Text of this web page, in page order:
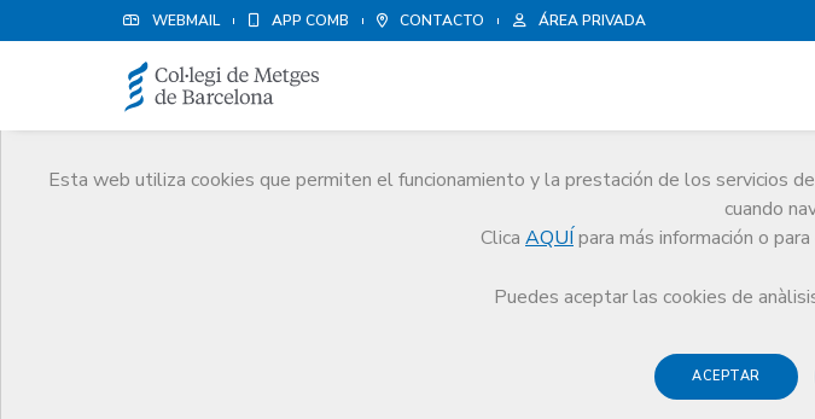
WEBMAIL APP COMB CONTACTO ÁREA PRIVADA
Esta web utiliza cookies que permiten el funcionamiento y la prestación de los servicios
cuando
Clica AQUÍ para más información o
Puedes aceptar las cookies de
ACEPTAR